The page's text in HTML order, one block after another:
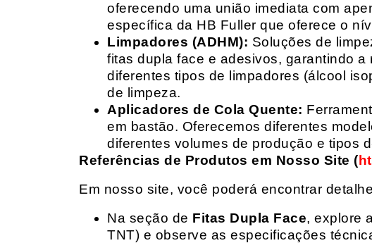
oferecendo uma união imediata com
específica da HB Fuller que oferece o
Limpadores (ADHM): Soluções de
fitas dupla face e adesivos, garantindo
diferentes tipos de limpadores (álcool
de limpeza.
Aplicadores de Cola Quente:
em bastão. Oferecemos diferentes
diferentes volumes de produção e tipos
Referências de Produtos em Nosso Site (
Em nosso site, você poderá encontrar
Na seção de Fitas Dupla Face, explore
TNT) e observe as especificações